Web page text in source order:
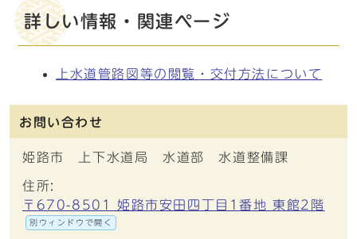
詳しい情報・関連ページ
上水道管路図等の閲覧・交付方法について
お問い合わせ
姫路市 上下水道局 水道部 水道整備課
住所:
〒670-8501 姫路市安田四丁目1番地 東館2階
別ウィンドウで開く